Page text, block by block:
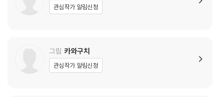
관심작가 알림신청
그림 카와구치
관심작가 알림신청